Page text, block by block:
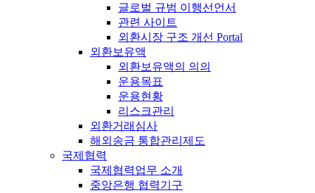
글로벌 규범 이행선언서
관련 사이트
외환시장 구조 개선 Portal
외환보유액
외환보유액의 의의
운용목표
운용현황
리스크관리
외환거래심사
해외송금 통합관리제도
국제협력
국제협력업무 소개
중앙은행 협력기구